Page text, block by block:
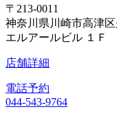
〒213-0011
神奈川県川崎市高津
エルアールビル １Ｆ
店舗詳細
電話予約
044-543-9764